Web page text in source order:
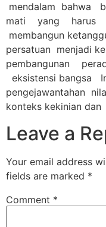
mendalam bahwa
mati yang harus
membangun
persatuan menjadi
pembangunan
eksistensi bangsa
pengejawantahan
konteks kekinian
Leave a
Your email address
fields are marked *
Comment *